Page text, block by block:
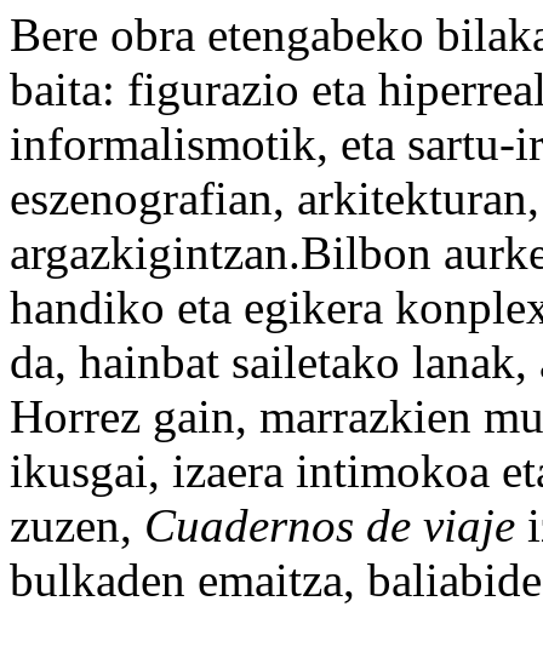
Bere obra etengabeko
baita: figurazio eta
informalismotik, eta sartu-
eszenografian,
argazkigintzan.Bilbon
handiko eta egikera
da, hainbat sailetako
Horrez gain, marrazkien
ikusgai, izaera intimokoa
zuzen, Cuadernos de viaje
bulkaden emaitza,